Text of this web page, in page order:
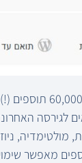
לגירסה
מאפשר